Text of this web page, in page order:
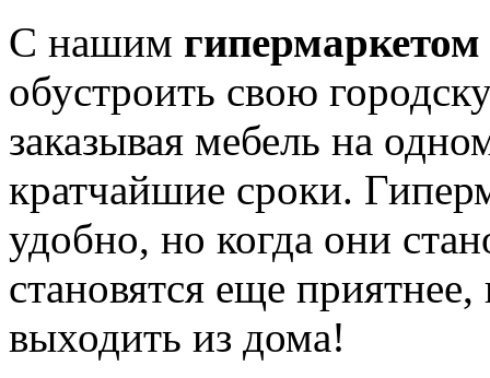
С нашим
обустроить свою
заказывая мебель на
кратчайшие сроки.
удобно, но когда они
становятся еще
выходить из дома!